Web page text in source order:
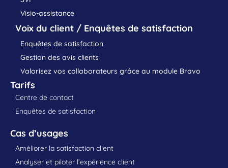
Visio-assistance
Voix du client / Enquêtes de satisfaction
Enquêtes de satisfaction
Gestion des avis clients
Valorisez vos collaborateurs grâce au module Bravo
Tarifs
Centre de contact
Enquêtes de satisfaction
Cas d’usages
Améliorer la satisfaction client
Analyser et piloter l’expérience client